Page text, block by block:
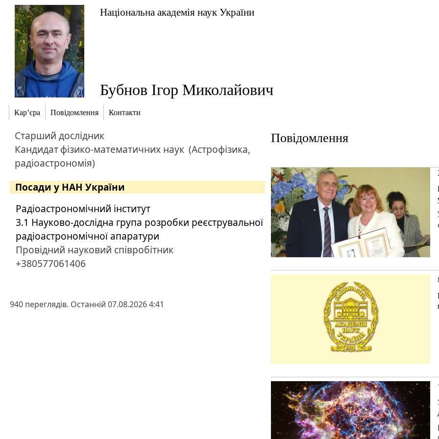
Національна академія наук України
Бубнов Ігор Миколайович
Кар’єра Повідомлення Контакти
Старший дослідник
Кандидатфізико-математичних наук (Астрофізика,
радіоастрономія)
Посади у НАН України
Радіоастрономічний інститут
3.1 Науково-дослідна група розробки реєструвальної
радіоастрономічної апаратури
Провідний науковий співробітник
+380577061406
940 переглядів. Останній 07.08.2026 4:41
Повідомлення